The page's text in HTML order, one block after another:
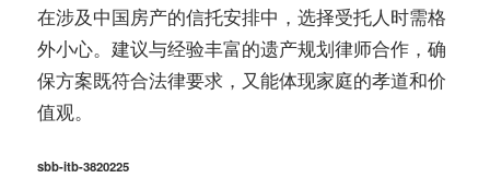
在涉及中国房产的信托安排中，选择受托人时需格
外小心。建议与经验丰富的遗产规划律师合作，确
保方案既符合法律要求，又能体现家庭的孝道和价
值观。
sbb-itb-3820225